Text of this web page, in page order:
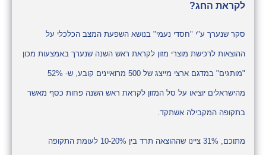
לקראת החג?
סקר שנערך ע"י "חסדי נעמי" בנושא השפעת המצב הכלכלי על
ההוצאות לרכישת מוצרי מזון לקראת ראש השנה שנערך באמצעות מכון
"מותגים" במדגם ארצי מייצג של 500 מרואיינים קובע, ש- 52%
מהישראלים יוציאו על סל המזון לקראת ראש השנה פחות כסף מאשר
בתקופה המקבילה אשתקד.
מתוכם, 31% ציינו שההוצאה תרד בין 10-20% לעומת התקופה